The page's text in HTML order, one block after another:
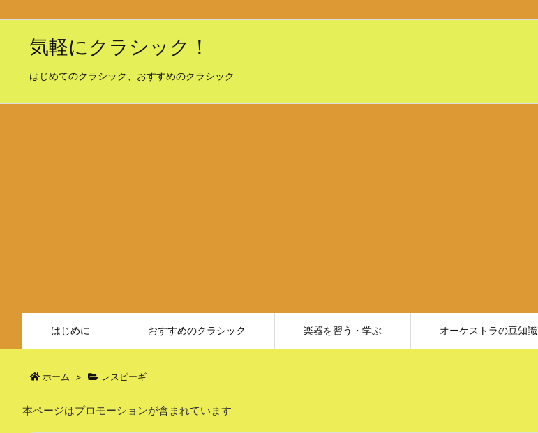
気軽にクラシック！
はじめてのクラシック、おすすめのクラシック
はじめに おすすめのクラシック 楽器を習う・学ぶ オーケストラの豆知識
ホーム > レスピーギ
本ページはプロモーションが含まれています